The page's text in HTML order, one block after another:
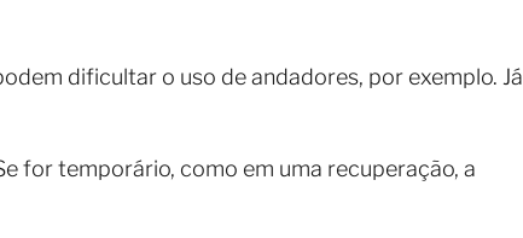
dificultar o uso de andadores, por exemplo. Já
for temporário, como em uma recuperação, a